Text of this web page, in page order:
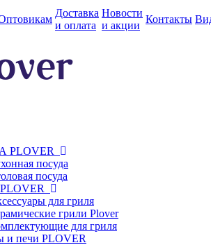
Доставка
и оплата
Новости
и акции
Контакты
PLOVER
посуда
посуда
для гриля
грили Plover
для гриля
и печи PLOVER